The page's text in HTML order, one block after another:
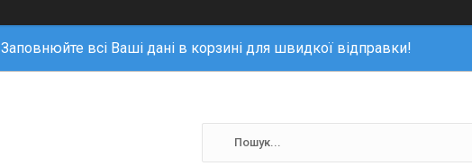
Заповнюйте всі Ваші дані в корзині для швидкої відправки!